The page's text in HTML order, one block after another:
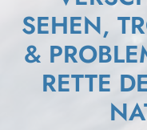
SEHEN,
&
RETTE